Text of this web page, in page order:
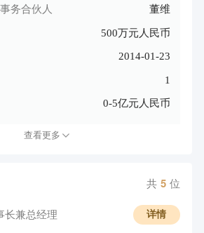
务合伙人 董维
500万元人民币
2014-01-23
1
0-5亿元人民币
查看更多
共 5 位
长兼总经理 详情